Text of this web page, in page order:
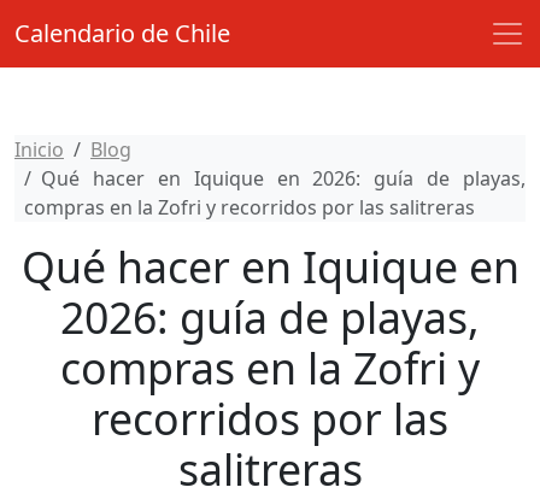
Calendario de Chile
Inicio
Blog
Qué hacer en Iquique en 2026: guía de playas,
compras en la Zofri y recorridos por las salitreras
Qué hacer en Iquique en
2026: guía de playas,
compras en la Zofri y
recorridos por las
salitreras